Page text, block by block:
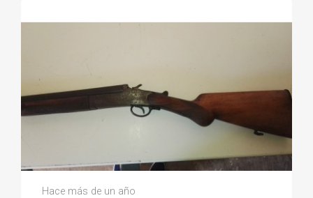
Jose Antonio A.
Hace más de un año